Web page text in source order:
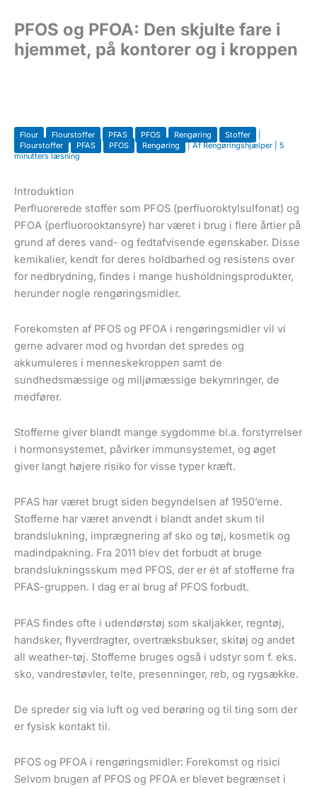
PFOS og PFOA: Den skjulte fare i
hjemmet, på kontorer og i kroppen
Flour Flourstoffer PFAS PFOS Rengøring Stoffer
Flourstoffer
PFAS PFOS Rengøring | AfRengøringshjælper
5
minutters læsning
Introduktion
Perfluorerede stoffer som PFOS (perfluoroktylsulfonat) og
PFOA (perfluorooktansyre) har været i brug i flere årtier på
grund af deres vand- og fedtafvisende egenskaber. Disse
kemikalier, kendt for deres holdbarhed og resistens over
for nedbrydning, findes i mange husholdningsprodukter,
herunder nogle rengøringsmidler.
Forekomsten af PFOS og PFOA i rengøringsmidler vil vi
gerne advarer mod og hvordan det spredes og
akkumuleres i menneskekroppen samt de
sundhedsmæssige og miljømæssige bekymringer, de
medfører.
Stofferne giver blandt mange sygdomme bl.a. forstyrrelser
i hormonsystemet, påvirker immunsystemet, og øget
giver langt højere risiko for visse typer kræft.
PFAS har været brugt siden begyndelsen af 1950’erne.
Stofferne har været anvendt i blandt andet skum til
brandslukning, imprægnering af sko og tøj, kosmetik og
madindpakning. Fra 2011 blev det forbudt at bruge
brandslukningsskum med PFOS, der er ét af stofferne fra
PFAS-gruppen. I dag er al brug af PFOS forbudt.
PFAS findes ofte i udendørstøj som skaljakker, regntøj,
handsker, flyverdragter, overtræksbukser, skitøj og andet
all weather-tøj. Stofferne bruges også i udstyr som f. eks.
sko, vandrestøvler, telte, presenninger, reb, og rygsække.
De spreder sig via luft og ved berøring og til ting som der
er fysisk kontakt til.
PFOS og PFOA i rengøringsmidler: Forekomst og risici
Selvom brugen af PFOS og PFOA er blevet begrænset i